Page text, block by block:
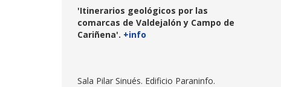
'Itinerarios geológicos por las
comarcas de Valdejalón y Campo de
Cariñena'. +info
Sala Pilar Sinués. Edificio Paraninfo.